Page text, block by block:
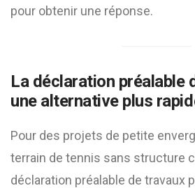
pour obtenir une réponse.
La déclaration préalable
une alternative plus
Pour des projets de petite
terrain de tennis sans structure
déclaration préalable de travaux